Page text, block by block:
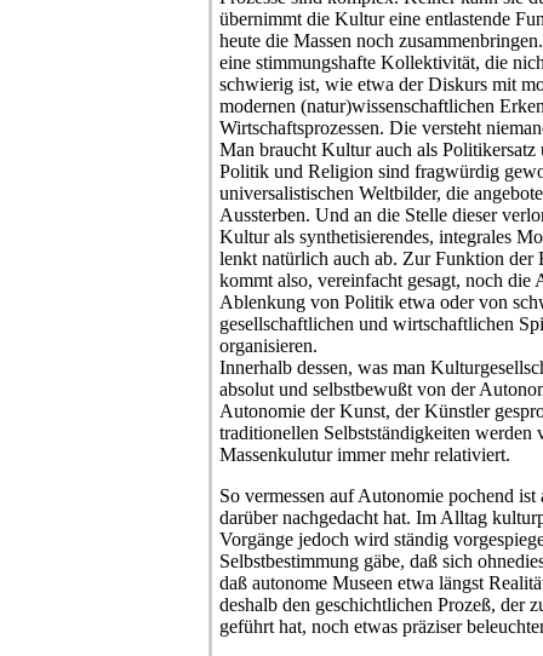
übernimmt die Kultur eine entlastende
heute die Massen noch
eine stimmungshafte Kollektivität, die
schwierig ist, wie etwa der Diskurs mit
modernen (natur)wissenschaftlichen
Wirtschaftsprozessen. Die versteht
Man braucht Kultur auch als Politikersatz
Politik und Religion sind fragwürdig
universalistischen Weltbilder, die
Aussterben. Und an die Stelle dieser
Kultur als synthetisierendes, integrales
lenkt natürlich auch ab. Zur Funktion
kommt also, vereinfacht gesagt, noch
Ablenkung von Politik etwa oder von
gesellschaftlichen und wirtschaftlichen
organisieren.
Innerhalb dessen, was man
absolut und selbstbewußt von der
Autonomie der Kunst, der Künstler
traditionellen Selbstständigkeiten werden
Massenkulutur immer mehr relativiert.
So vermessen auf Autonomie pochend
darüber nachgedacht hat. Im Alltag
Vorgänge jedoch wird ständig
Selbstbestimmung gäbe, daß sich
daß autonome Museen etwa längst
deshalb den geschichtlichen Prozeß, der
geführt hat, noch etwas präziser